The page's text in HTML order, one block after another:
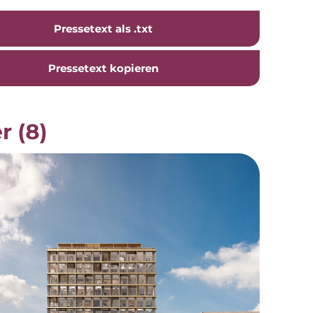
Pressetext als .txt
Pressetext kopieren
(8)